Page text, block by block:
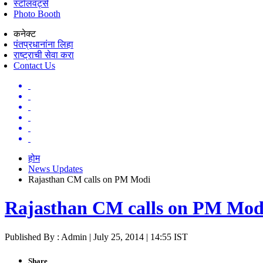
स्टॉलवर्ट्स
Photo Booth
कनेक्ट
पंतप्रधानांना लिहा
राष्ट्राची सेवा करा
Contact Us
होम
News Updates
Rajasthan CM calls on PM Modi
Rajasthan CM calls on PM
Published By : Admin | July 25, 2014 | 14:55 IST
Share